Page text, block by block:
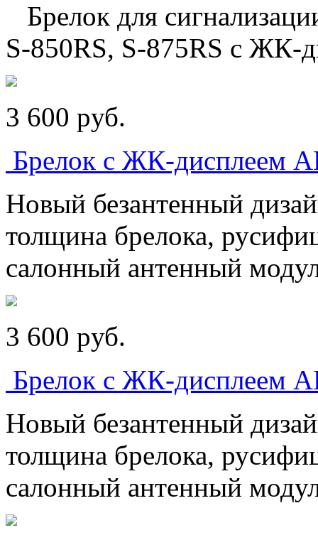
Брелок для
S-850RS, S-875RS с ЖК-
3 600 pуб.
Брелок с ЖК-дисплеем
Новый безантенный
толщина брелока,
салонный антенный
3 600 pуб.
Брелок с ЖК-дисплеем
Новый безантенный
толщина брелока,
салонный антенный